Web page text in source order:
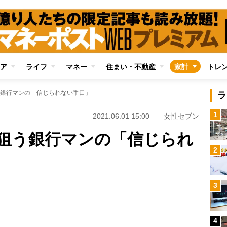
ライフ マネー 住まい・不動産 家計 トレ
行マンの「信じられない手口」
2021.06.01 15:00 女性セブン
う銀行マンの「信じられ
1
2
3
4